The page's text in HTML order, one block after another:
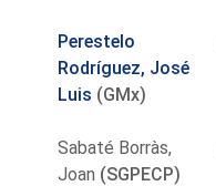
Perestelo
Rodríguez, José
Luis (GMx)
Sabaté Borràs,
Joan (SGPECP)